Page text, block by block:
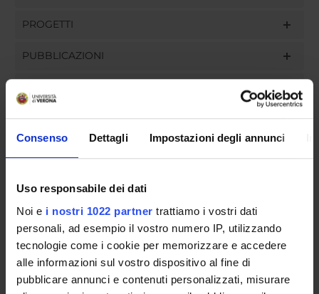
Consenso Dettagli Impostazioni degli annunci
Uso responsabile dei dati
Noi e i nostri 1022 partner trattiamo i vostri dati
personali, ad esempio il vostro numero IP, utilizzando
tecnologie come i cookie per memorizzare e accedere
alle informazioni sul vostro dispositivo al fine di
pubblicare annunci e contenuti personalizzati, misurare
PROGETTI
PUBBLICAZIONI
GOVERNANCE
COMMISSIONI
UFFICI E STRUTTURE DI SERVIZIO
SERVIZI DI SEGRETERIA STUDENTI